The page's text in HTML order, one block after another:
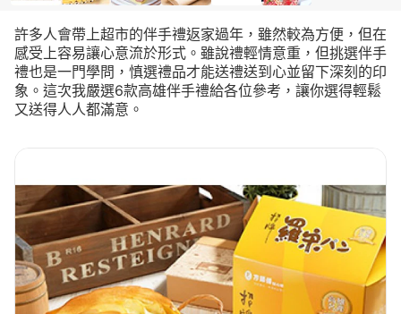
許多人會帶上超市的伴手禮返家過年，雖然較為方便，但在
感受上容易讓心意流於形式。雖說禮輕情意重，但挑選伴手
禮也是一門學問，慎選禮品才能送禮送到心並留下深刻的印
象。這次我嚴選6款高雄伴手禮給各位參考，讓你選得輕鬆
又送得人人都滿意。